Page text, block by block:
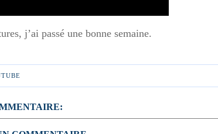
j’ai passé une bonne semaine.